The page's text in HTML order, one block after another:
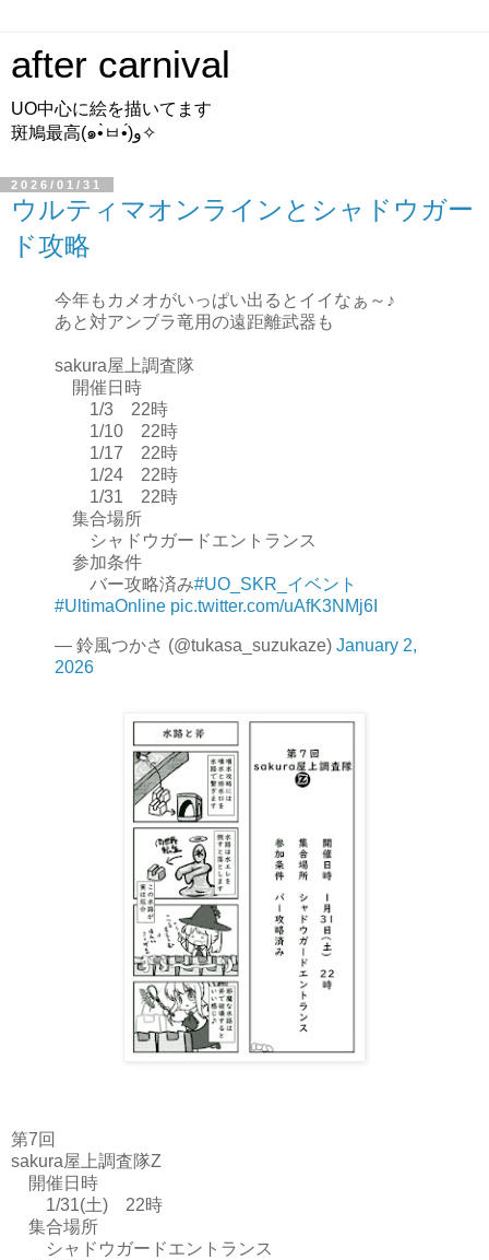
after carnival
UO中心に絵を描いてます
斑鳩最高(๑•̀ㅂ•́)و✧
2026/01/31
ウルティマオンラインとシャドウガー
ド攻略
今年もカメオがいっぱい出るとイイなぁ～♪
あと対アンブラ竜用の遠距離武器も
sakura屋上調査隊
開催日時
1/3 22時
1/10 22時
1/17 22時
1/24 22時
1/31 22時
集合場所
シャドウガードエントランス
参加条件
バー攻略済み#UO_SKR_イベント
#UltimaOnline pic.twitter.com/uAfK3NMj6I
— 鈴風つかさ (@tukasa_suzukaze) January 2,
2026
第7回
sakura屋上調査隊Z
開催日時
1/31(土) 22時
集合場所
シャドウガードエントランス